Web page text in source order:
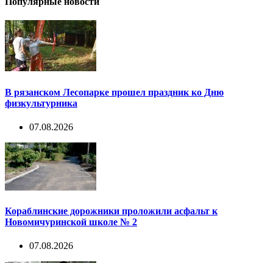
В рязанском Лесопарке прошел праздник ко Дню
физкультурника
07.08.2026
Кораблинские дорожники проложили асфальт к
Новомичуринской школе № 2
07.08.2026